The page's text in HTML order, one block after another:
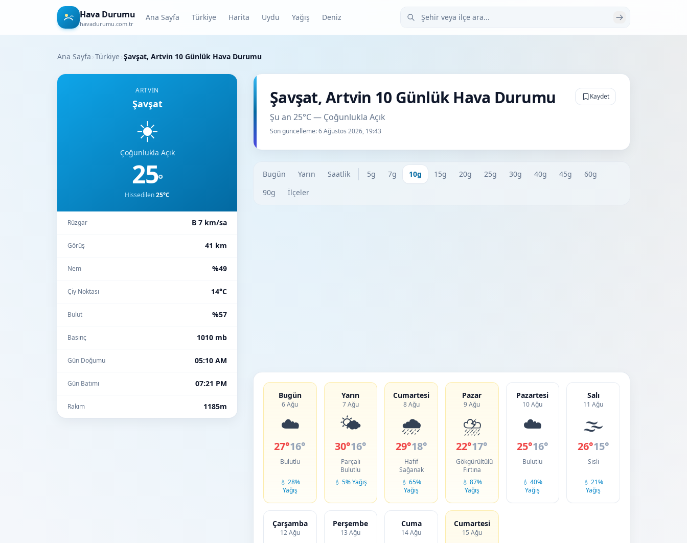
Hava Durumu
havadurumu.com.tr
Ana Sayfa Türkiye Harita Uydu Yağış Deniz Şehir veya ilçe ara
Ana Sayfa ›Türkiye›Şavşat, Artvin 10 Günlük Hava Durumu
ARTVIN
Şavşat
☀️
Çoğunlukla Açık
25°
Hissedilen25°C
Rüzgar B 7 km/sa
Görüş 41 km
Nem %49
Çiy Noktası 14°C
Bulut %57
Basınç 1010 mb
Gün Doğumu 05:10 AM
Gün Batımı 07:21 PM
Rakım 1185m
Şavşat, Artvin 10 Günlük Hava Durumu
Şu an 25°C — Çoğunlukla Açık
Son güncelleme:6 Ağustos 2026, 19:43
Kaydet
Bugün Yarın Saatlik 5g 7g 10g 15g 20g 25g 30g 40g 45g
60g
90g
İlçeler
Bugün
6 Ağu
☁️
27°16°
Bulutlu
💧 28%
Yağış
Yarın
7 Ağu
🌤️
30°16°
Parçalı
Bulutlu
💧 5% Yağış
Cumartesi
8 Ağu
🌧️
29°18°
Hafif
Sağanak
💧 65%
Yağış
Pazar
9 Ağu
⛈️
22°17°
Gökgürültülü
Fırtına
💧 87%
Yağış
Pazartesi
10 Ağu
☁️
25°16°
Bulutlu
💧 40%
Yağış
Salı
11 Ağu
🌫️
26°15°
Sisli
💧 21%
Yağış
Çarşamba
12 Ağu
Perşembe
13 Ağu
Cuma
14 Ağu
Cumartesi
15 Ağu